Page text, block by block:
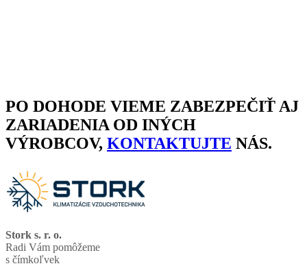
PO DOHODE VIEME ZABEZPEČIŤ AJ
ZARIADENIA OD INÝCH
VÝROBCOV, KONTAKTUJTE NÁS.
Stork s. r. o.
Radi Vám pomôžeme
s čímkoľvek